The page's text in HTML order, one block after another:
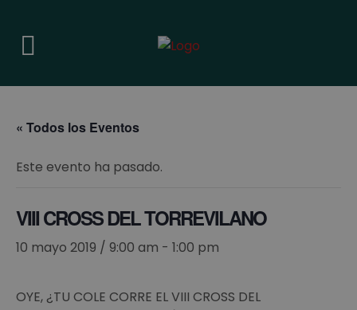
« Todos los Eventos
Este evento ha pasado.
VIII CROSS DEL TORREVILANO
10 mayo 2019 / 9:00 am - 1:00 pm
OYE, ¿TU COLE CORRE EL VIII CROSS DEL